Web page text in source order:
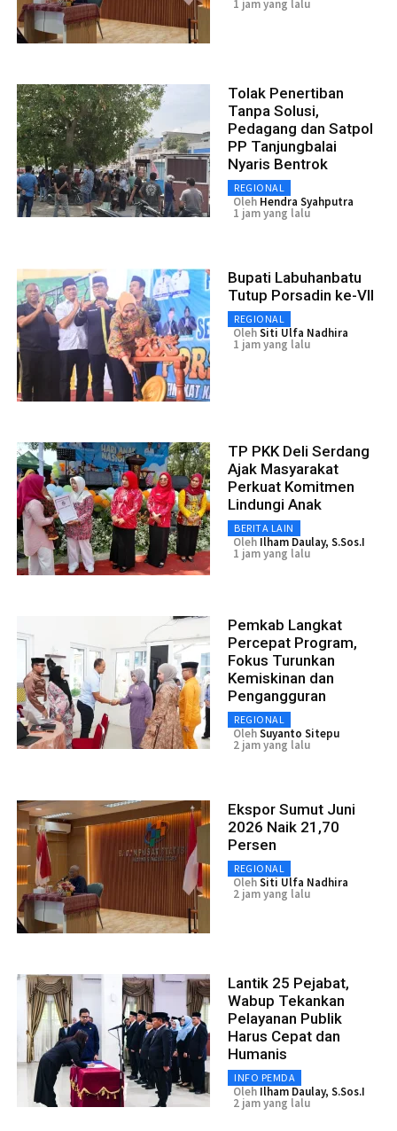
1 jam yang lalu
Tolak Penertiban
Tanpa Solusi,
Pedagang dan Satpol
PP Tanjungbalai
Nyaris Bentrok
REGIONAL
Oleh Hendra Syahputra
1 jam yang lalu
Bupati Labuhanbatu
Tutup Porsadin ke-VII
REGIONAL
OlehSiti Ulfa Nadhira
1 jam yang lalu
TP PKK Deli Serdang
Ajak Masyarakat
Perkuat Komitmen
Lindungi Anak
BERITA LAIN
Oleh Ilham Daulay, S.Sos.I
1 jam yang lalu
Pemkab Langkat
Percepat Program,
Fokus Turunkan
Kemiskinan dan
Pengangguran
REGIONAL
OlehSuyanto Sitepu
2 jam yang lalu
Ekspor Sumut Juni
2026 Naik 21,70
Persen
REGIONAL
OlehSiti Ulfa Nadhira
2 jam yang lalu
Lantik 25 Pejabat,
Wabup Tekankan
Pelayanan Publik
Harus Cepat dan
Humanis
INFO PEMDA
Oleh Ilham Daulay, S.Sos.I
2 jam yang lalu